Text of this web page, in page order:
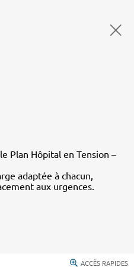
Plan Hôpital en Tension –
adaptée à chacun,
aux urgences.
ACCÈS RAPIDES